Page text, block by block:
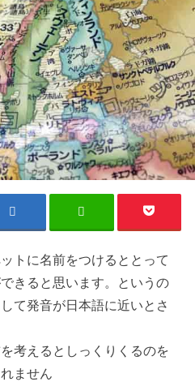
トに名前をつけるととって
きると思います。というの
て発音が日本語に近いとさ
考えるとしっくりくるのを
ません